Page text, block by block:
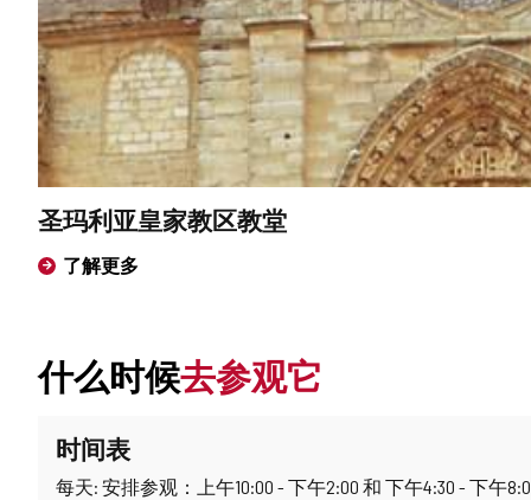
圣玛利亚皇家教区教堂
了解更多
什么时候去参观它
时间表
每天: 安排参观：上午10:00 - 下午2:00 和 下午4:30 - 下午